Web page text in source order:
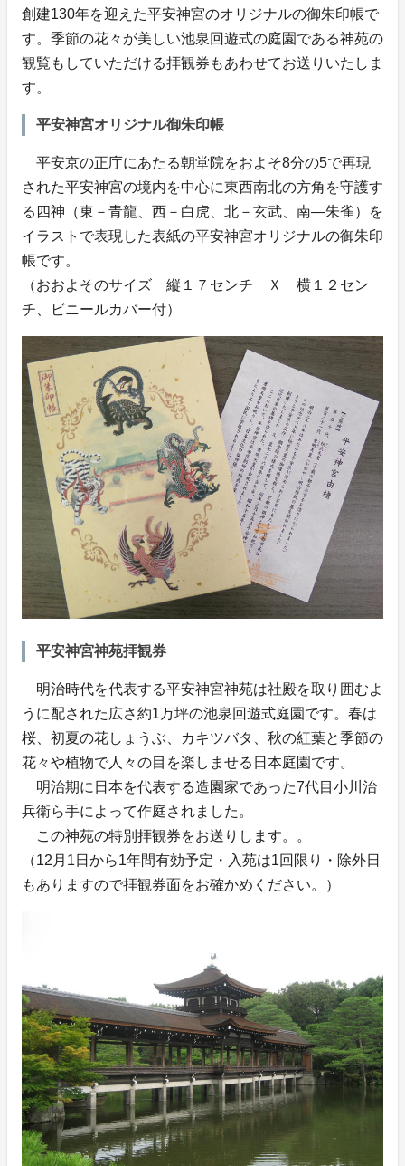
創建130年を迎えた平安神宮のオリジナルの御朱印帳で
す。季節の花々が美しい池泉回遊式の庭園である神苑の
観覧もしていただける拝観券もあわせてお送りいたしま
す。
平安神宮オリジナル御朱印帳
平安京の正庁にあたる朝堂院をおよそ8分の5で再現
された平安神宮の境内を中心に東西南北の方角を守護す
る四神（東－青龍、西－白虎、北－玄武、南―朱雀）を
イラストで表現した表紙の平安神宮オリジナルの御朱印
帳です。
（おおよそのサイズ 縦１７センチ Ｘ 横１２セン
チ、ビニールカバー付）
平安神宮神苑拝観券
明治時代を代表する平安神宮神苑は社殿を取り囲むよ
うに配された広さ約1万坪の池泉回遊式庭園です。春は
桜、初夏の花しょうぶ、カキツバタ、秋の紅葉と季節の
花々や植物で人々の目を楽しませる日本庭園です。
明治期に日本を代表する造園家であった7代目小川治
兵衛ら手によって作庭されました。
この神苑の特別拝観券をお送りします。。
（12月1日から1年間有効予定・入苑は1回限り・除外日
もありますので拝観券面をお確かめください。）